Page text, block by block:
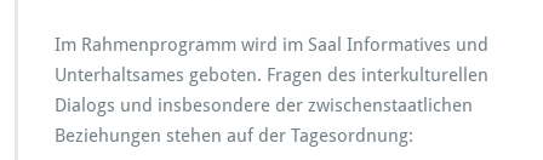
m
e
n,
u
Im Rahmenprogramm wird im Saal Informatives und
Unterhaltsames geboten. Fragen des interkulturellen
Dialogs und insbesondere der zwischenstaatlichen
Beziehungen stehen auf der Tagesordnung: